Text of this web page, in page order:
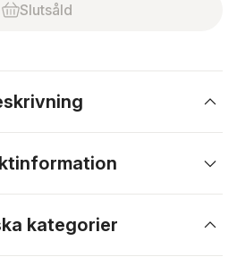
Slutsåld
kategorier